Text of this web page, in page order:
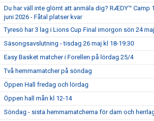
Du har väll inte glömt att anmäla dig? RÆDY™ Camp
juni 2026 - Fåtal platser kvar
Tyresö har 3 lag i Lions Cup Final imorgon sön 24 maj
Säsongsavslutning - tisdag 26 maj kl 18-19:30
Easy Basket matcher i Forellen på lördag 25/4
Två hemmamatcher på söndag
Öppen Hall fredag och lördag
Öppen hall mån kl 12-14
Söndag - sista hemmamatcherna för dam och